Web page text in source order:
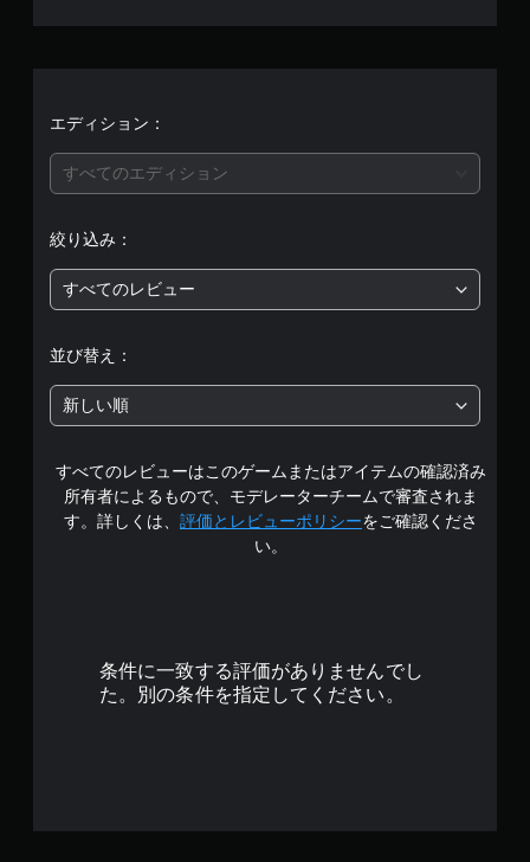
5
段
中
の
4
.
エディション：
すべてのエディション
絞り込み：
すべてのレビュー
並び替え：
新しい順
すべてのレビューはこのゲームまたはアイテムの確認済み
所有者によるもので、モデレーターチームで審査されま
す。詳しくは、 評価とレビューポリシーをご確認くださ
い。
条件に一致する評価がありませんでし
た。別の条件を指定してください。